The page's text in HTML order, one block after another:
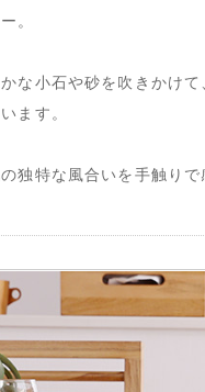
。
な小石や砂を吹きかけ
ます。
独特な風合いを手触りで